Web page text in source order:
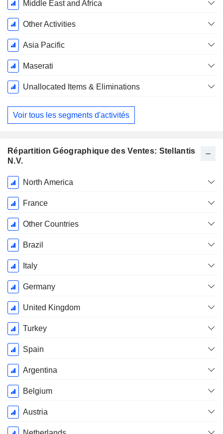
Middle East and Africa
Other Activities
Asia Pacific
Maserati
Unallocated Items & Eliminations
Voir tous les segments d'activités
Répartition Géographique des Ventes: Stellantis
N.V.
Période
Fiscale:
Décembre
North America
France
Other Countries
Brazil
Italy
Germany
United Kingdom
Turkey
Spain
Argentina
Belgium
Austria